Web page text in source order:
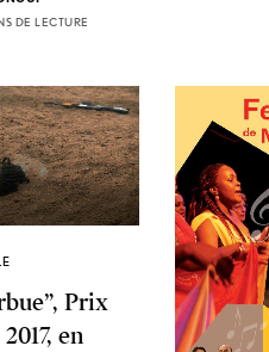
DE LECTURE
Prix
en